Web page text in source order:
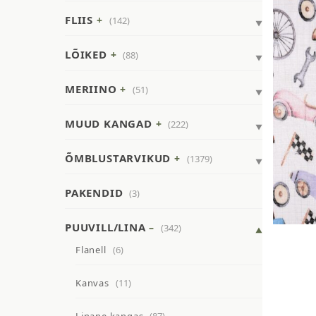
FLIIS (142)
LÕIKED (88)
MERIINO (51)
MUUD KANGAD (222)
ÕMBLUSTARVIKUD (1379)
PAKENDID (3)
PUUVILL/LINA
(342)
Flanell (6)
Kanvas (11)